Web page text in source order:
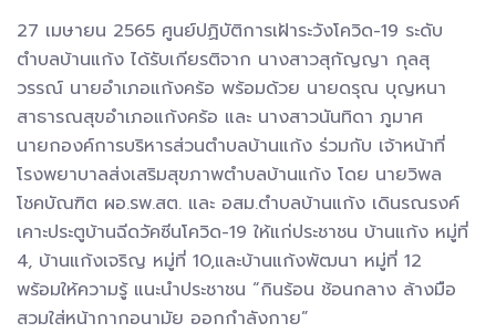
27 เมษายน 2565 ศูนย์ปฏิบัติการเฝ้าระวังโควิด-19 ระดับ
ตำบลบ้านแก้ง ได้รับเกียรติจาก นางสาวสุกัญญา กุลสุ
วรรณ์ นายอำเภอแก้งคร้อ พร้อมด้วย นายดรุณ บุญหนา
สาธารณสุขอำเภอแก้งคร้อ และ นางสาวนันทิดา ภูมาศ
นายกองค์การบริหารส่วนตำบลบ้านแก้ง ร่วมกับ เจ้าหน้าที่
โรงพยาบาลส่งเสริมสุขภาพตำบลบ้านแก้ง โดย นายวิพล
โชคบัณฑิต ผอ.รพ.สต. และ อสม.ตำบลบ้านแก้ง เดินรณรงค์
เคาะประตูบ้านฉีดวัคซีนโควิด-19 ให้แก่ประชาชน บ้านแก้ง หมู่ที่
4, บ้านแก้งเจริญ หมู่ที่ 10,และบ้านแก้งพัฒนา หมู่ที่ 12
พร้อมให้ความรู้ แนะนำประชาชน “กินร้อน ช้อนกลาง ล้างมือ
สวมใส่หน้ากากอนามัย ออกกำลังกาย”